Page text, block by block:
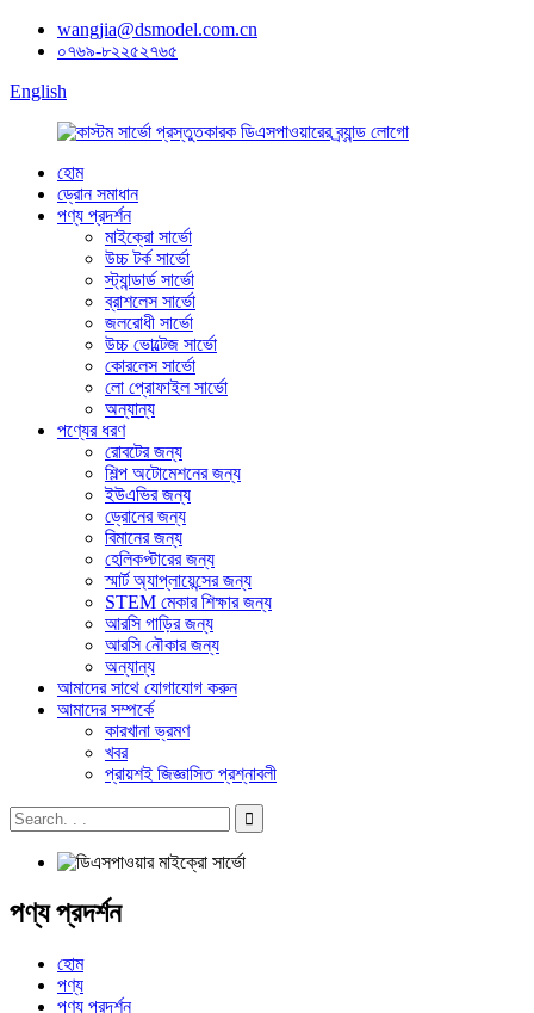
wangjia@dsmodel.com.cn
০৭৬৯-৮২২৫২৭৬৫
English
হোম
ড্রোন সমাধান
পণ্য প্রদর্শন
মাইক্রো সার্ভো
উচ্চ টর্ক সার্ভো
স্ট্যান্ডার্ড সার্ভো
ব্রাশলেস সার্ভো
জলরোধী সার্ভো
উচ্চ ভোল্টেজ সার্ভো
কোরলেস সার্ভো
লো প্রোফাইল সার্ভো
অন্যান্য
পণ্যের ধরণ
রোবটের জন্য
শিল্প অটোমেশনের জন্য
ইউএভির জন্য
ড্রোনের জন্য
বিমানের জন্য
হেলিকপ্টারের জন্য
স্মার্ট অ্যাপ্লায়েন্সের জন্য
STEM মেকার শিক্ষার জন্য
আরসি গাড়ির জন্য
আরসি নৌকার জন্য
অন্যান্য
আমাদের সাথে যোগাযোগ করুন
আমাদের সম্পর্কে
কারখানা ভ্রমণ
খবর
প্রায়শই জিজ্ঞাসিত প্রশ্নাবলী
পণ্য প্রদর্শন
হোম
পণ্য
পণ্য প্রদর্শন